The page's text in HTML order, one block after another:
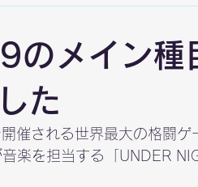
のメイン種
た
催される世界最大の格闘ゲ
楽を担当する「UNDER